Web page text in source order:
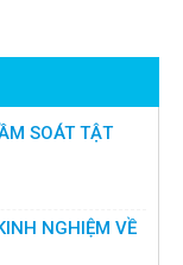
SOÁT TẬT
NGHIỆM VỀ